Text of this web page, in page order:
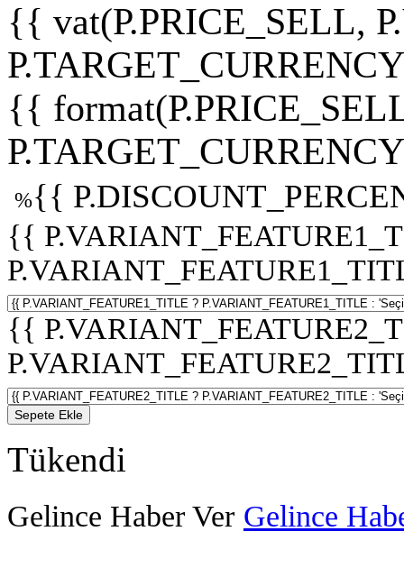
{{ vat(P.PRICE_SELL,
{{
%{{
{{
{{
Sepete Ekle
Tükendi
Gelince Haber Ver Gelince